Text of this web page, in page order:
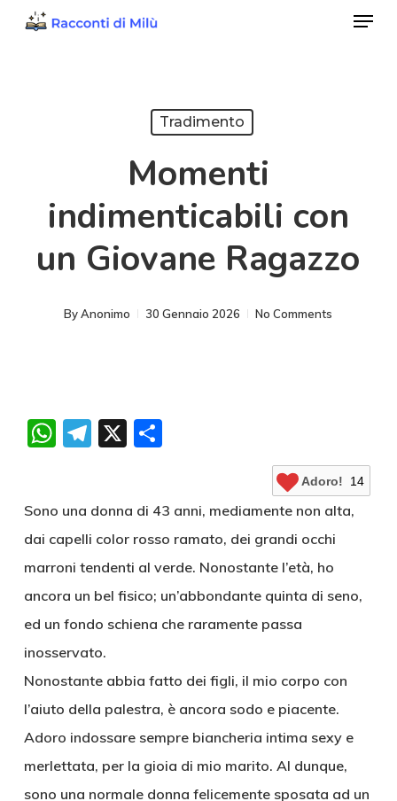
Menu
Tradimento
Momenti
indimenticabili con
un Giovane Ragazzo
By Anonimo 30 Gennaio 2026 No Comments
WhatsApp
Telegram
X Condividi
Adoro! 14
Sono una donna di 43 anni, mediamente non alta,
dai capelli color rosso ramato, dei grandi occhi
marroni tendenti al verde. Nonostante l’età, ho
ancora un bel fisico; un’abbondante quinta di seno,
ed un fondo schiena che raramente passa
inosservato.
Nonostante abbia fatto dei figli, il mio corpo con
l’aiuto della palestra, è ancora sodo e piacente.
Adoro indossare sempre biancheria intima sexy e
merlettata, per la gioia di mio marito. Al dunque,
sono una normale donna felicemente sposata ad un